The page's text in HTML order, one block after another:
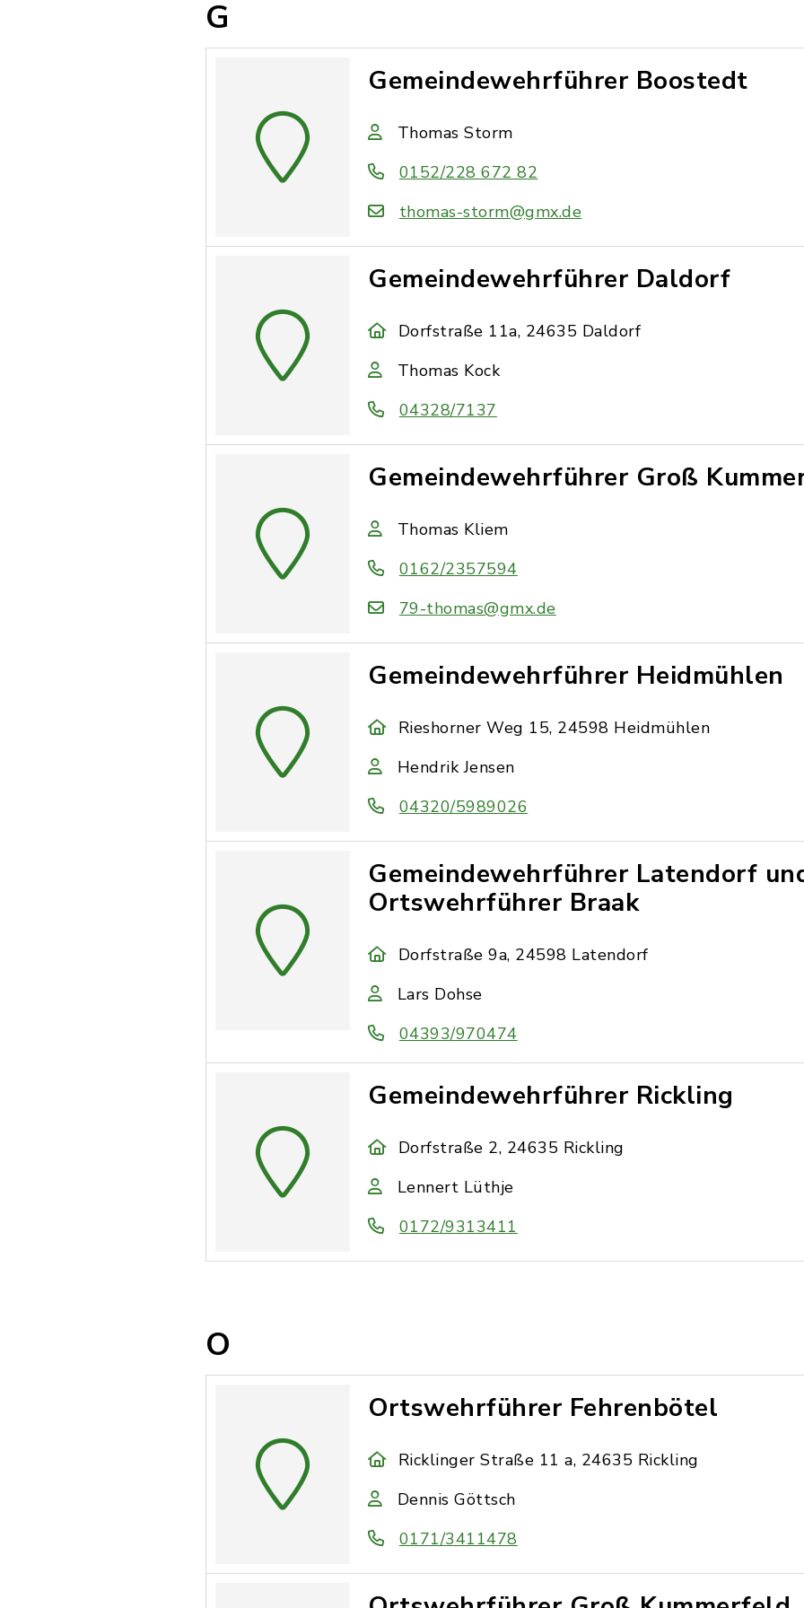
G
Gemeindewehrführer Boostedt
Thomas Storm
0152/228 672 82
thomas-storm@gmx.de
Gemeindewehrführer Daldorf
Dorfstraße 11a, 24635 Daldorf
Thomas Kock
04328/7137
Gemeindewehrführer Groß
Thomas Kliem
0162/2357594
79-thomas@gmx.de
Gemeindewehrführer Heidmühlen
Rieshorner Weg 15, 24598 Heidmühlen
Hendrik Jensen
04320/5989026
Gemeindewehrführer Latendorf
Ortswehrführer Braak
Dorfstraße 9a, 24598 Latendorf
Lars Dohse
04393/970474
Gemeindewehrführer Rickling
Dorfstraße 2, 24635 Rickling
Lennert Lüthje
0172/9313411
O
Ortswehrführer Fehrenbötel
Ricklinger Straße 11 a, 24635 Rickling
Dennis Göttsch
0171/3411478